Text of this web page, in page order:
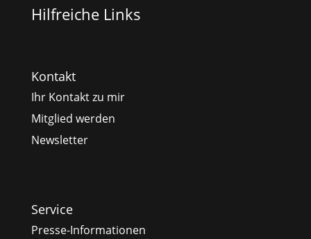
Hilfreiche Links
Kontakt
Ihr Kontakt zu mir
Mitglied werden
Newsletter
Service
Presse-Informationen